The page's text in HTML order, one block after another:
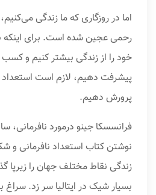
اما در روزگاری که ما زندگی
رحمی عجین شده است. برای اینکه
خود را از زندگی بیشتر کنیم و کسب
پیشرفت دهیم، لازم است استعداد
پرورش دهیم.
فرانسسکا جینو درمورد نافرمانی،
نوشتن کتاب استعداد نافرمانی و
زندگی نقاط مختلف جهان را
بسیار شیک در ایتالیا سر زد. سراغ